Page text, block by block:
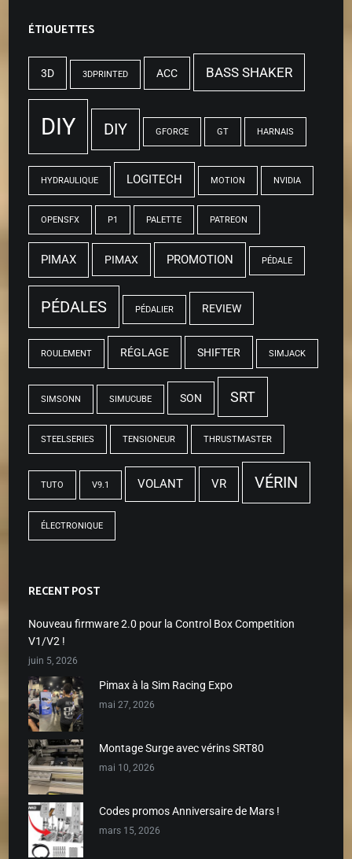
ÉTIQUETTES
3D 3DPRINTED ACC BASS SHAKER
DIY DIY GFORCE GT HARNAIS
HYDRAULIQUE LOGITECH MOTION NVIDIA
OPENSFX P1 PALETTE PATREON
PIMAX PIMAX PROMOTION PÉDALE
PÉDALES PÉDALIER REVIEW
ROULEMENT RÉGLAGE SHIFTER SIMJACK
SIMSONN SIMUCUBE SON SRT
STEELSERIES TENSIONEUR THRUSTMASTER
TUTO V9.1 VOLANT VR VÉRIN
ÉLECTRONIQUE
RECENT POST
Nouveau firmware 2.0 pour la Control Box Competition
V1/V2 !
juin 5, 2026
Pimax à la Sim Racing Expo
mai 27, 2026
Montage Surge avec vérins SRT80
mai 10, 2026
Codes promos Anniversaire de Mars !
mars 15, 2026